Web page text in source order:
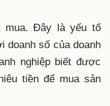
mua. Đây là yếu tố
doanh số của doanh
nghiệp biết được
tiền để mua sản